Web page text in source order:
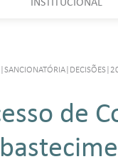
INSTITUCIONAL
SANCIONATÓRIA DECISÕES
de